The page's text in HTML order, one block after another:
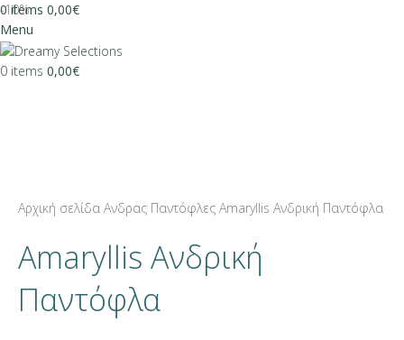
0items 0,00€
Menu
0 items 0,00€
-10%
-10%
Αρχική σελίδα Ανδρας Παντόφλες Amaryllis Ανδρική Παντόφλα
Amaryllis Ανδρική
Παντόφλα